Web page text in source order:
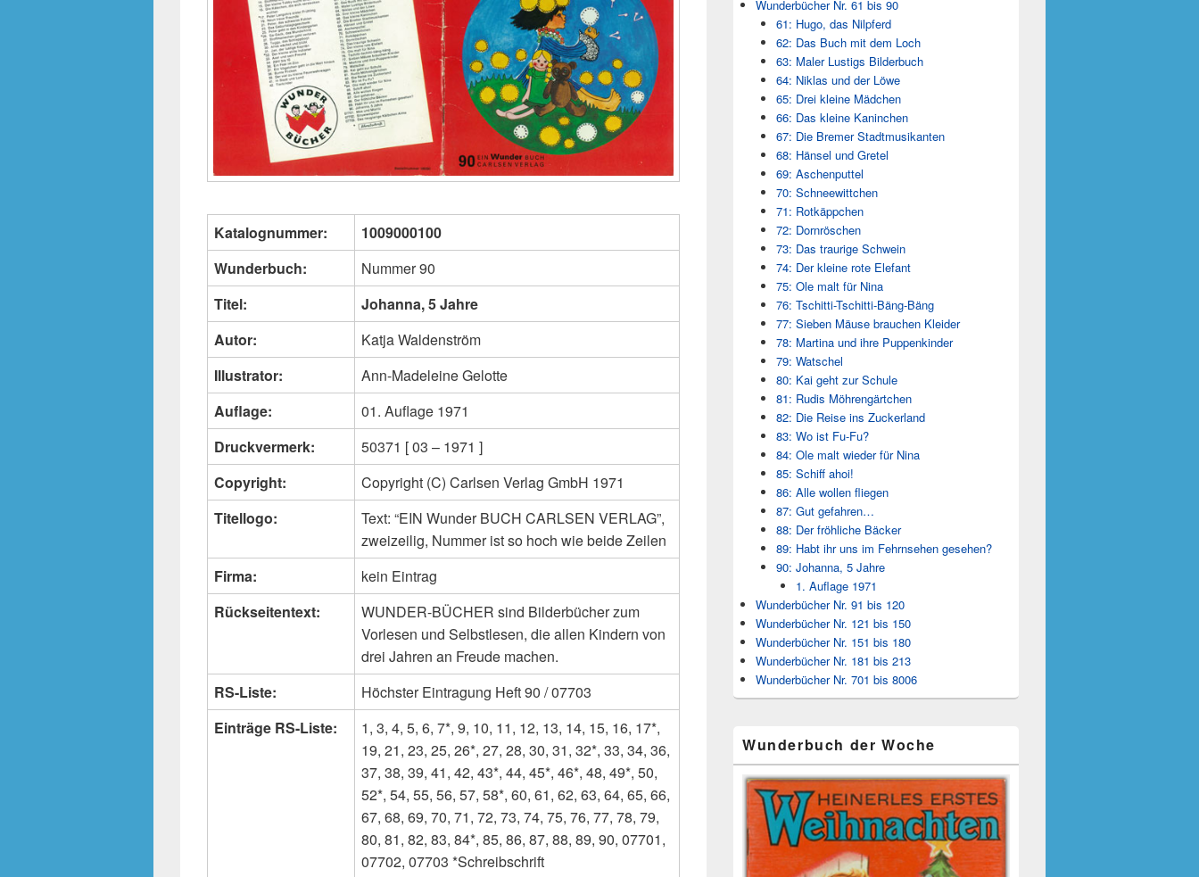
Katalognummer:
1009000100
Wunderbuch:
Nummer 90
Titel:
Johanna, 5 Jahre
Autor:
Katja Waldenström
Illustrator:
Ann-Madeleine Gelotte
Auflage:
01. Auflage 1971
Druckvermerk:
50371 [ 03 – 1971 ]
Copyright:
Copyright (C) Carlsen Verlag GmbH 1971
Titellogo:
Text: “EIN Wunder BUCH CARLSEN VERLAG”,
zweizeilig, Nummer ist so hoch wie beide Zeilen
Firma:
kein Eintrag
Rückseitentext:
WUNDER-BÜCHER sind Bilderbücher zum
Vorlesen und Selbstlesen, die allen Kindern von
drei Jahren an Freude machen.
RS-Liste:
Höchster Eintragung Heft 90 / 07703
Einträge RS-Liste:
1, 3, 4, 5, 6, 7*, 9, 10, 11, 12, 13, 14, 15, 16, 17*,
19, 21, 23, 25, 26*, 27, 28, 30, 31, 32*, 33, 34, 36,
37, 38, 39, 41, 42, 43*, 44, 45*, 46*, 48, 49*, 50,
52*, 54, 55, 56, 57, 58*, 60, 61, 62, 63, 64, 65, 66,
67, 68, 69, 70, 71, 72, 73, 74, 75, 76, 77, 78, 79,
80, 81, 82, 83, 84*, 85, 86, 87, 88, 89, 90, 07701,
07702, 07703 *Schreibschrift
Wunderbücher Nr. 61 bis 90
61: Hugo, das Nilpferd
62: Das Buch mit dem Loch
63: Maler Lustigs Bilderbuch
64: Niklas und der Löwe
65: Drei kleine Mädchen
66: Das kleine Kaninchen
67: Die Bremer Stadtmusikanten
68: Hänsel und Gretel
69: Aschenputtel
70: Schneewittchen
71: Rotkäppchen
72: Dornröschen
73: Das traurige Schwein
74: Der kleine rote Elefant
75: Ole malt für Nina
76: Tschitti-Tschitti-Bäng-Bäng
77: Sieben Mäuse brauchen Kleider
78: Martina und ihre Puppenkinder
79: Watschel
80: Kai geht zur Schule
81: Rudis Möhrengärtchen
82: Die Reise ins Zuckerland
83: Wo ist Fu-Fu?
84: Ole malt wieder für Nina
85: Schiff ahoi!
86: Alle wollen fliegen
87: Gut gefahren…
88: Der fröhliche Bäcker
89: Habt ihr uns im Fehrnsehen gesehen?
90: Johanna, 5 Jahre
1. Auflage 1971
Wunderbücher Nr. 91 bis 120
Wunderbücher Nr. 121 bis 150
Wunderbücher Nr. 151 bis 180
Wunderbücher Nr. 181 bis 213
Wunderbücher Nr. 701 bis 8006
Wunderbuch der Woche